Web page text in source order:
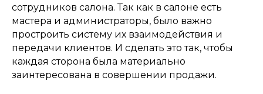
сотрудников салона. Так как в салоне есть
мастера и администраторы, было важно
простроить систему их взаимодействия и
передачи клиентов. И сделать это так, чтобы
каждая сторона была материально
заинтересована в совершении продажи.